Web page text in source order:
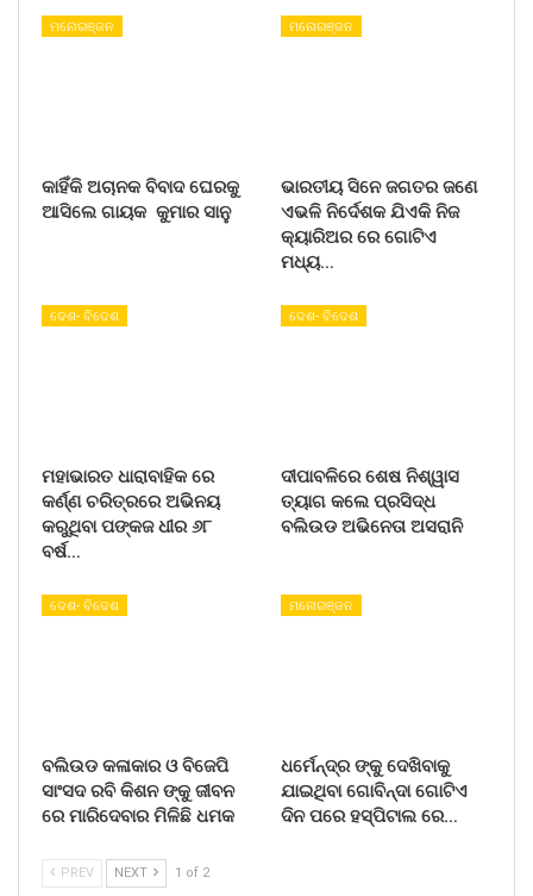
ମନୋରଞ୍ଜନ
କାହିଁକି ଅଚାନକ ବିବାଦ ଘେରକୁ
ଆସିଲେ ଗାୟକ କୁମାର ସାନୁ
ମନୋରଞ୍ଜନ
ଭାରତୀୟ ସିନେ ଜଗତର ଜଣେ
ଏଭଳି ନିର୍ଦେଶକ ଯିଏକି ନିଜ
କ୍ୟାରିଅର ରେ ଗୋଟିଏ
ମଧ୍ୟ…
ଦେଶ- ବିଦେଶ
ମହାଭାରତ ଧାରାବାହିକ ରେ
କର୍ଣ୍ଣ ଚରିତ୍ରରେ ଅଭିନୟ
କରୁଥିବା ପଙ୍କଜ ଧୀର ୬୮
ବର୍ଷ…
ଦେଶ- ବିଦେଶ
ଦୀପାବଳିରେ ଶେଷ ନିଶ୍ୱାସ
ତ୍ୟାଗ କଲେ ପ୍ରସିଦ୍ଧ
ବଲିଉଡ ଅଭିନେତା ଅସରାନି
ଦେଶ- ବିଦେଶ
ବଲିଉଡ କଳାକାର ଓ ବିଜେପି
ସାଂସଦ ରବି କିଶନ ଙ୍କୁ ଜୀବନ
ରେ ମାରିଦେବାର ମିଳିଛି ଧମକ
ମନୋରଞ୍ଜନ
ଧର୍ମେନ୍ଦ୍ର ଙ୍କୁ ଦେଖିବାକୁ
ଯାଇଥିବା ଗୋବିନ୍ଦା ଗୋଟିଏ
ଦିନ ପରେ ହସ୍ପିଟାଲ ରେ…
PREV NEXT 1 of 2